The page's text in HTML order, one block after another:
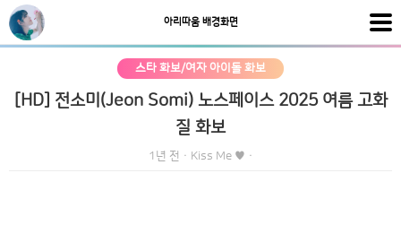
아리따움 배경화면
스타 화보/여자 아이돌 화보
[HD] 전소미(Jeon Somi) 노스페이스 2025 여름 고화
질 화보
1년 전 · Kiss Me ♥ ·